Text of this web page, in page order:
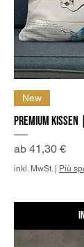
New
Premium
ab 41,30 €
Sale-Preis
inkl. MwSt.| Più